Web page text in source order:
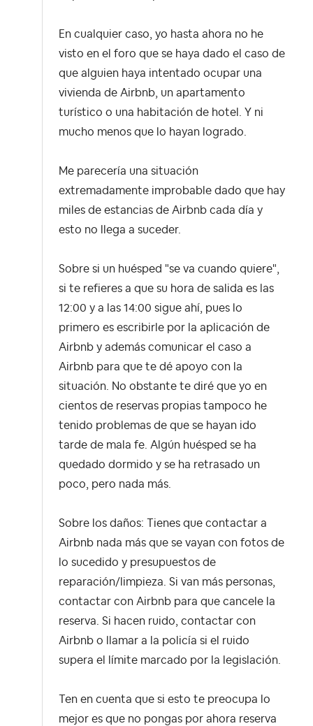
En cualquier caso, yo hasta ahora no he
visto en el foro que se haya dado el caso de
que alguien haya intentado ocupar una
vivienda de Airbnb, un apartamento
turístico o una habitación de hotel. Y ni
mucho menos que lo hayan logrado.
Me parecería una situación
extremadamente improbable dado que hay
miles de estancias de Airbnb cada día y
esto no llega a suceder.
Sobre si un huésped "se va cuando quiere",
si te refieres a que su hora de salida es las
12:00 y a las 14:00 sigue ahí, pues lo
primero es escribirle por la aplicación de
Airbnb y además comunicar el caso a
Airbnb para que te dé apoyo con la
situación. No obstante te diré que yo en
cientos de reservas propias tampoco he
tenido problemas de que se hayan ido
tarde de mala fe. Algún huésped se ha
quedado dormido y se ha retrasado un
poco, pero nada más.
Sobre los daños: Tienes que contactar a
Airbnb nada más que se vayan con fotos de
lo sucedido y presupuestos de
reparación/limpieza. Si van más personas,
contactar con Airbnb para que cancele la
reserva. Si hacen ruido, contactar con
Airbnb o llamar a la policía si el ruido
supera el límite marcado por la legislación.
Ten en cuenta que si esto te preocupa lo
mejor es que no pongas por ahora reserva